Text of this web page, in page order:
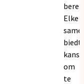
Elke
biedt
om
te